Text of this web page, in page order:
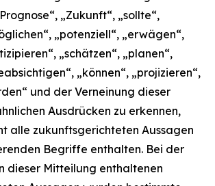
„Zukunft“, „sollte“,
„potenziell“, „erwägen“,
„schätzen“, „planen“,
„können“, „projizieren“,
und der Verneinung dieser
Ausdrücken zu erkennen,
alle zukunftsgerichteten Aussagen
Begriffe enthalten. Bei der
dieser Mitteilung enthaltenen